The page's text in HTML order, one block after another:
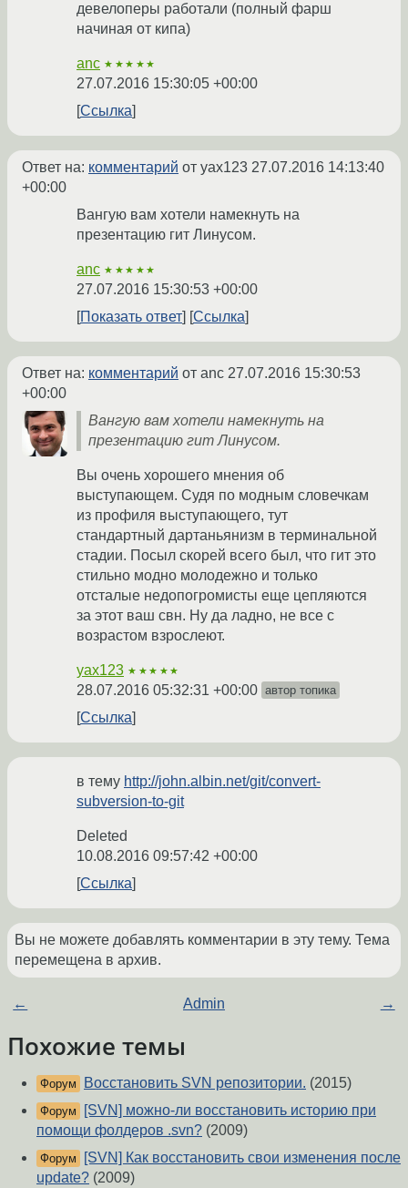
девелоперы работали (полный фарш
начиная от кипа)
anc ★★★★★
27.07.2016 15:30:05 +00:00
Ссылка
Ответ на: комментарий от yax123 27.07.2016 14:13:40
+00:00
Вангую вам хотели намекнуть на
презентацию гит Линусом.
anc ★★★★★
27.07.2016 15:30:53 +00:00
Показать ответ
Ссылка
Ответ на: комментарий от anc 27.07.2016 15:30:53
+00:00
Вангую вам хотели намекнуть на
презентацию гит Линусом.
Вы очень хорошего мнения об
выступающем. Судя по модным словечкам
из профиля выступающего, тут
стандартный дартаньянизм в терминальной
стадии. Посыл скорей всего был, что гит это
стильно модно молодежно и только
отсталые недопогромисты еще цепляются
за этот ваш свн. Ну да ладно, не все с
возрастом взрослеют.
yax123 ★★★★★
28.07.2016 05:32:31 +00:00 автор топика
Ссылка
в тему http://john.albin.net/git/convert-
subversion-to-git
Deleted
10.08.2016 09:57:42 +00:00
Ссылка
Вы не можете добавлять комментарии в эту тему. Тема
перемещена в архив.
← Admin →
Похожие темы
Форум Восстановить SVN репозитории. (2015)
Форум
[SVN] можно-ли восстановить историю при
помощи фолдеров .svn? (2009)
Форум
[SVN] Как восстановить свои изменения после
update? (2009)